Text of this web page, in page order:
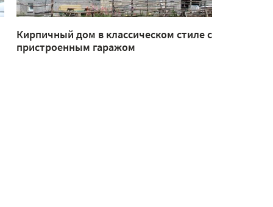
Кирпичный дом в классическом стиле с
пристроенным гаражом